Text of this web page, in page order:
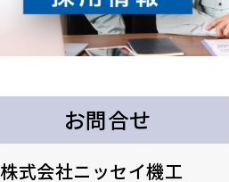
お問合せ
株式会社ニッセイ機工